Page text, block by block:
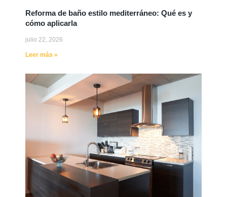
Reforma de baño estilo mediterráneo: Qué es y
cómo aplicarla
julio 22, 2026
Leer más »